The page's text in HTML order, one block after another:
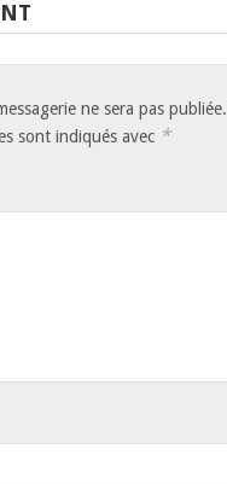
ne sera pas publiée.
sont indiqués avec *